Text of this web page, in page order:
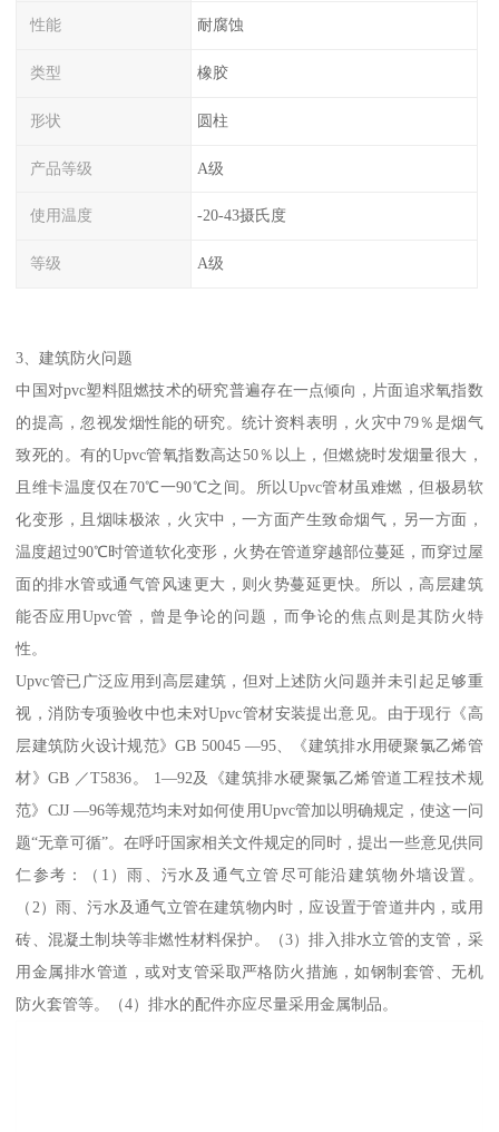
性能 耐腐蚀
类型 橡胶
形状 圆柱
产品等级 A级
使用温度 -20-43摄氏度
等级 A级
3、建筑防火问题
中国对pvc塑料阻燃技术的研究普遍存在一点倾向，片面追求氧指数
的提高，忽视发烟性能的研究。统计资料表明，火灾中79％是烟气
致死的。有的Upvc管氧指数高达50％以上，但燃烧时发烟量很大，
且维卡温度仅在70℃一90℃之间。所以Upvc管材虽难燃，但极易软
化变形，且烟味极浓，火灾中，一方面产生致命烟气，另一方面，
温度超过90℃时管道软化变形，火势在管道穿越部位蔓延，而穿过屋
面的排水管或通气管风速更大，则火势蔓延更快。所以，高层建筑
能否应用Upvc管，曾是争论的问题，而争论的焦点则是其防火特
性。
Upvc管已广泛应用到高层建筑，但对上述防火问题并未引起足够重
视，消防专项验收中也未对Upvc管材安装提出意见。由于现行《高
层建筑防火设计规范》GB 50045 —95、《建筑排水用硬聚氯乙烯管
材》GB ／T5836。 1—92及《建筑排水硬聚氯乙烯管道工程技术规
范》CJJ —96等规范均未对如何使用Upvc管加以明确规定，使这一问
题“无章可循”。在呼吁国家相关文件规定的同时，提出一些意见供同
仁参考：（1）雨、污水及通气立管尽可能沿建筑物外墙设置。
（2）雨、污水及通气立管在建筑物内时，应设置于管道井内，或用
砖、混凝土制块等非燃性材料保护。（3）排入排水立管的支管，采
用金属排水管道，或对支管采取严格防火措施，如钢制套管、无机
防火套管等。（4）排水的配件亦应尽量采用金属制品。